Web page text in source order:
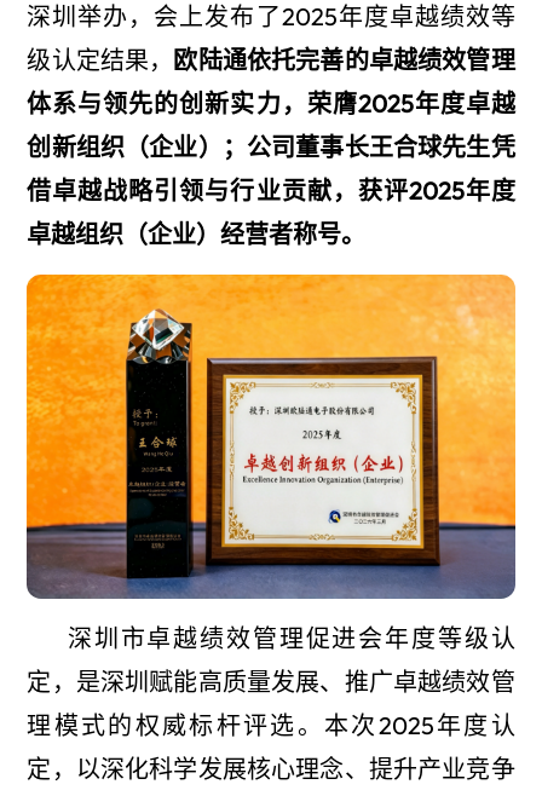
深圳举办，会上发布了2025年度卓越绩效等
级认定结果，
欧陆通依托完善的卓越绩效管理
体系与领先的创新实力，荣膺2025年度卓越
创新组织（企业）；公司董事长王合球先生凭
借卓越战略引领与行业贡献，获评2025年度
卓越组织（企业）经营者称号。
深圳市卓越绩效管理促进会年度等级认
定，是深圳赋能高质量发展、推广卓越绩效管
理模式的权威标杆评选。本次2025年度认
定，以深化科学发展核心理念、提升产业竞争